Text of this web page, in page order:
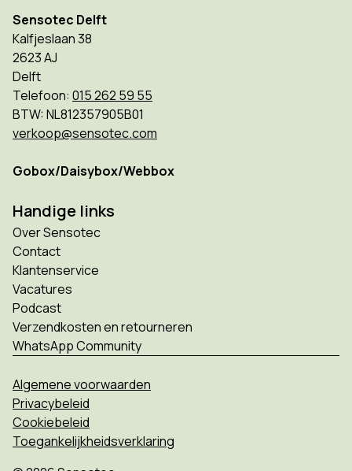
Sensotec Delft
Kalfjeslaan 38
2623 AJ
Delft
Telefoon: 015 262 59 55
BTW: NL812357905B01
verkoop@sensotec.com
Gobox/Daisybox/Webbox
Handige links
Over Sensotec
Contact
Klantenservice
Vacatures
Podcast
Verzendkosten en retourneren
WhatsApp Community
Algemene voorwaarden
Privacybeleid
Cookiebeleid
Toegankelijkheidsverklaring